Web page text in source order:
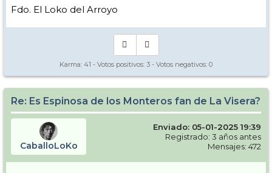
Fdo. El Loko del Arroyo
Karma: 41 - Votos positivos: 3 - Votos negativos: 0
Re: Es Espinosa de los Monteros fan de La Visera?
CaballoLoKo
Enviado: 05-01-2025 19:39
Registrado: 3 años antes
Mensajes: 472